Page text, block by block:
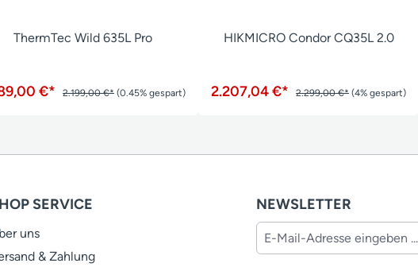
ThermTec Wild 635L Pro
€* 2.199,00 €* (0.45% gespart)
HIKMICRO Condor CQ35L 2.0
2.207,04 €* 2.299,00 €* (4% gespart)
SERVICE
uns
& Zahlung
NEWSLETTER